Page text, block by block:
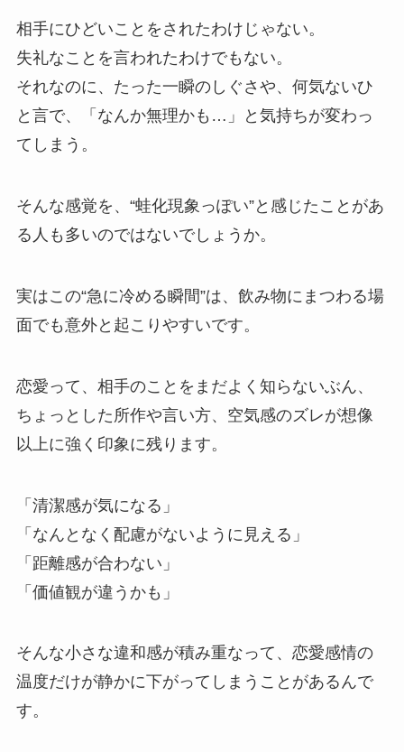
相手にひどいことをされたわけじゃない。
失礼なことを言われたわけでもない。
それなのに、たった一瞬のしぐさや、何気ないひ
と言で、「なんか無理かも…」と気持ちが変わっ
てしまう。
そんな感覚を、“蛙化現象っぽい”と感じたことがあ
る人も多いのではないでしょうか。
実はこの“急に冷める瞬間”は、飲み物にまつわる場
面でも意外と起こりやすいです。
恋愛って、相手のことをまだよく知らないぶん、
ちょっとした所作や言い方、空気感のズレが想像
以上に強く印象に残ります。
「清潔感が気になる」
「なんとなく配慮がないように見える」
「距離感が合わない」
「価値観が違うかも」
そんな小さな違和感が積み重なって、恋愛感情の
温度だけが静かに下がってしまうことがあるんで
す。